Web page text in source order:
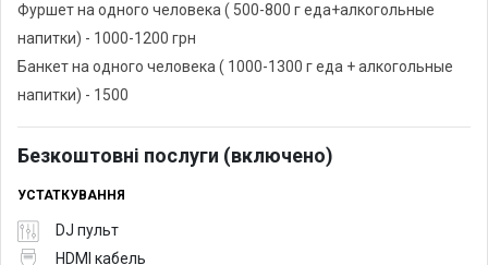
Фуршет на одного человека ( 500-800 г еда+алкогольные
напитки) - 1000-1200 грн
Банкет на одного человека ( 1000-1300 г еда + алкогольные
напитки) - 1500
Безкоштовні послуги (включено)
УСТАТКУВАННЯ
DJ пульт
HDMI кабель